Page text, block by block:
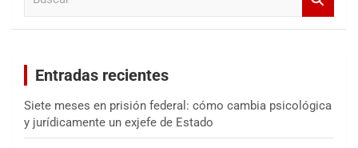
Entradas recientes
Siete meses en prisión federal: cómo cambia psicológica
y jurídicamente un exjefe de Estado